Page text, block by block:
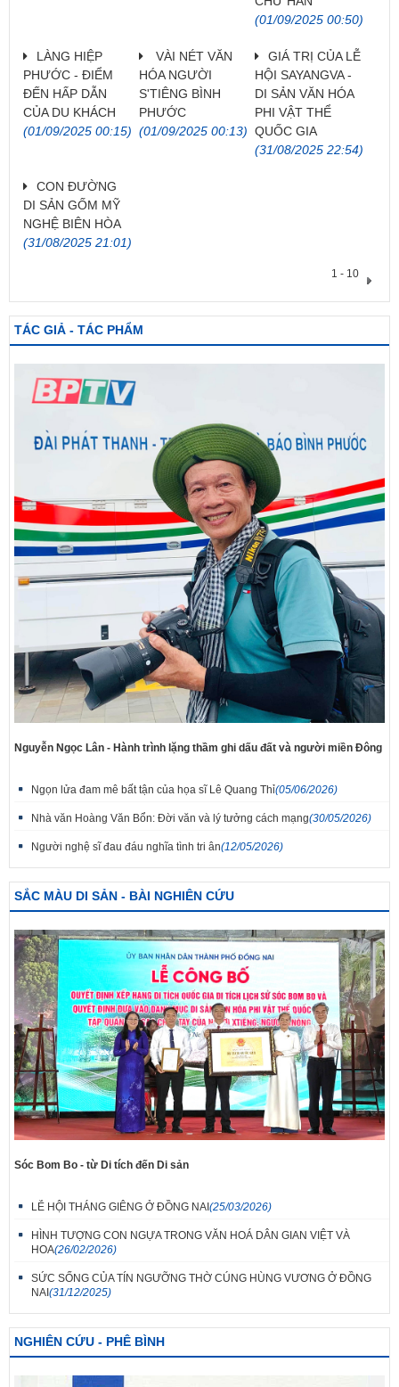
(01/09/2025 00:50)
LÀNG HIỆP
PHƯỚC - ĐIỂM
ĐẾN HẤP DẪN
CỦA DU KHÁCH
(01/09/2025 00:15)
VÀI NÉT VĂN
HÓA NGƯỜI
S'TIÊNG BÌNH
PHƯỚC
(01/09/2025 00:13)
GIÁ TRỊ CỦA LỄ
HỘI SAYANGVA -
DI SẢN VĂN HÓA
PHI VẬT THỂ
QUỐC GIA
(31/08/2025 22:54)
CON ĐƯỜNG
DI SẢN GỐM MỸ
NGHỆ BIÊN HÒA
(31/08/2025 21:01)
1 - 10
TÁC GIẢ - TÁC PHẨM
Nguyễn Ngọc Lân - Hành trình lặng thầm ghi dấu đất và người miền Đông
Ngọn lửa đam mê bất tận của họa sĩ Lê Quang Thỉ(05/06/2026)
Nhà văn Hoàng Văn Bổn: Đời văn và lý tưởng cách mạng(30/05/2026)
Người nghệ sĩ đau đáu nghĩa tình tri ân(12/05/2026)
SẮC MÀU DI SẢN - BÀI NGHIÊN CỨU
Sóc Bom Bo - từ Di tích đến Di sản
LỄ HỘI THÁNG GIÊNG Ở ĐỒNG NAI(25/03/2026)
HÌNH TƯỢNG CON NGỰA TRONG VĂN HOÁ DÂN GIAN VIỆT VÀ
HOA(26/02/2026)
SỨC SỐNG CỦA TÍN NGƯỠNG THỜ CÚNG HÙNG VƯƠNG Ở ĐỒNG
NAI(31/12/2025)
NGHIÊN CỨU - PHÊ BÌNH